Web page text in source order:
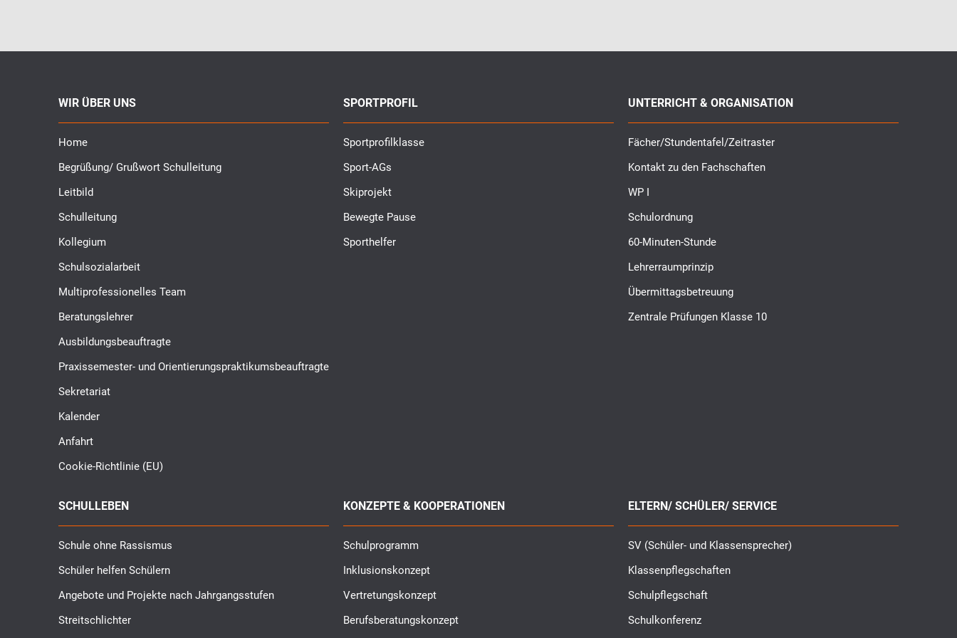
WIR ÜBER UNS
Home
Begrüßung/ Grußwort Schulleitung
Leitbild
Schulleitung
Kollegium
Schulsozialarbeit
Multiprofessionelles Team
Beratungslehrer
Ausbildungsbeauftragte
Praxissemester- und Orientierungspraktikumsbeauftragte
Sekretariat
Kalender
Anfahrt
Cookie-Richtlinie (EU)
SPORTPROFIL
Sportprofilklasse
Sport-AGs
Skiprojekt
Bewegte Pause
Sporthelfer
UNTERRICHT & ORGANISATION
Fächer/Stundentafel/Zeitraster
Kontakt zu den Fachschaften
WP I
Schulordnung
60-Minuten-Stunde
Lehrerraumprinzip
Übermittagsbetreuung
Zentrale Prüfungen Klasse 10
SCHULLEBEN
Schule ohne Rassismus
Schüler helfen Schülern
Angebote und Projekte nach Jahrgangsstufen
Streitschlichter
KONZEPTE & KOOPERATIONEN
Schulprogramm
Inklusionskonzept
Vertretungskonzept
Berufsberatungskonzept
ELTERN/ SCHÜLER/ SERVICE
SV (Schüler- und Klassensprecher)
Klassenpflegschaften
Schulpflegschaft
Schulkonferenz